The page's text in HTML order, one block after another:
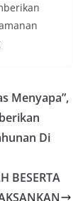
Menyapa”,
Di
BESERTA